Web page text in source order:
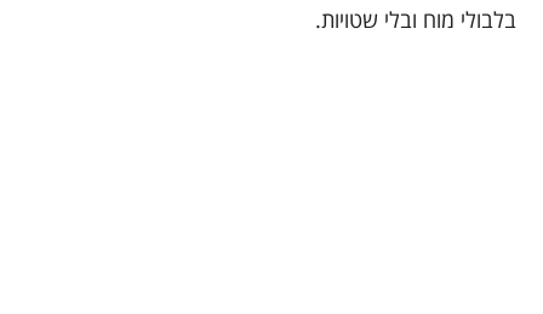
בלבולי מוח ובלי שטויות.